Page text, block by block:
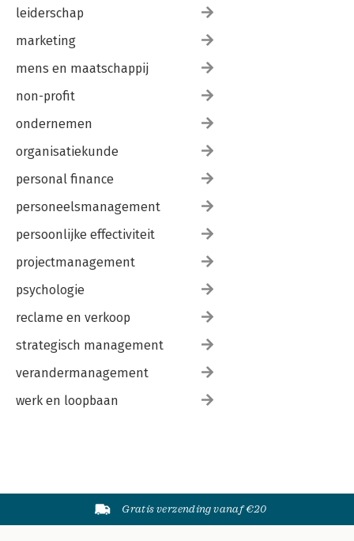
leiderschap
marketing
mens en maatschappij
non-profit
ondernemen
organisatiekunde
personal finance
personeelsmanagement
persoonlijke effectiviteit
projectmanagement
psychologie
reclame en verkoop
strategisch management
verandermanagement
werk en loopbaan
Gratis verzending vanaf €20